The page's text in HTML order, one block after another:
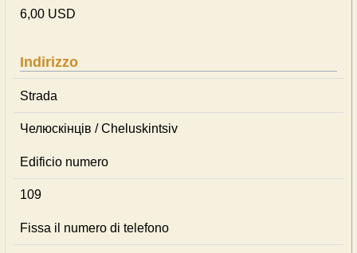
6,00 USD
Indirizzo
Strada
Челюскінців / Cheluskintsiv
Edificio numero
109
Fissa il numero di telefono